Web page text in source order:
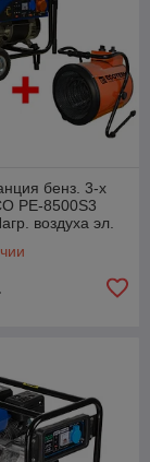
бенз. 3-х
PE-8500S3
воздуха эл.